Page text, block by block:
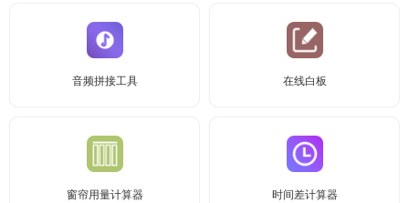
音频拼接工具 在线白板
窗帘用量计算器 时间差计算器